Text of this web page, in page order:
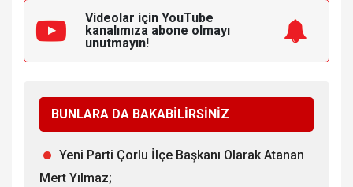
Videolar için YouTube
kanalımıza abone olmayı
unutmayın!
BUNLARA DA BAKABİLİRSİNİZ
Yeni Parti Çorlu İlçe Başkanı Olarak Atanan
Mert Yılmaz;